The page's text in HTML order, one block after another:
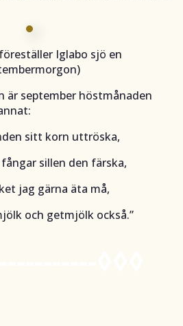
Iglabo sjö en
är september höstmånaden
sitt korn uttröska,
sillen den färska,
jag gärna äta må,
och getmjölk också.”